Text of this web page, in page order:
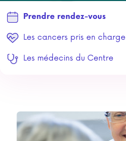
Prendre rendez-vous
Les cancers pris en charge
Les médecins du Centre